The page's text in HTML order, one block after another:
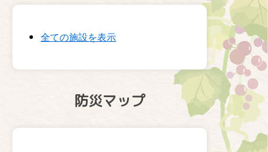
全ての施設を表示
防災マップ